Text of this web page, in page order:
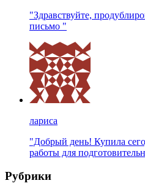
"Здравствуйте,
письмо "
лариса
"Добрый день! Купила
работы для
Рубрики